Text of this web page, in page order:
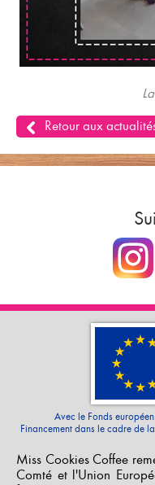
Retour aux
Miss Cookies Coffee
Comté et l'Union
Avec le Fonds
Financement dans le cadre de